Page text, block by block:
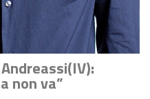
non va”